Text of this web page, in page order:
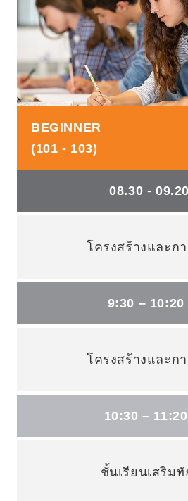
BEGINNER
(101 - 103)
08.30 -
โครงสร้างและก
9:30 – 10:20
โครงสร้างและก
10:30 –
ชั้นเรียนเสริม